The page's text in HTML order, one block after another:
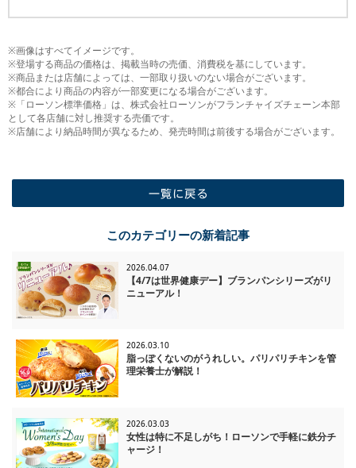
※画像はすべてイメージです。
※登場する商品の価格は、掲載当時の売価、消費税を基にしています。
※商品または店舗によっては、一部取り扱いのない場合がございます。
※都合により商品の内容が一部変更になる場合がございます。
※「ローソン標準価格」は、株式会社ローソンがフランチャイズチェーン本部
として各店舗に対し推奨する売価です。
※店舗により納品時間が異なるため、発売時間は前後する場合がございます。
このカテゴリーの新着記事
2026.04.07
【4/7は世界健康デー】ブランパンシリーズがリ
ニューアル！
2026.03.10
脂っぽくないのがうれしい。パリパリチキンを管
理栄養士が解説！
2026.03.03
女性は特に不足しがち！ローソンで手軽に鉄分チ
ャージ！